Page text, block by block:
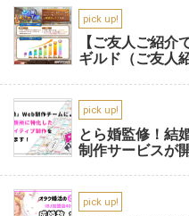
pick up!
【ご友人ご紹介
ギルド（ご友人
pick up!
とら婚監修！結
制作サービスが
pick up!